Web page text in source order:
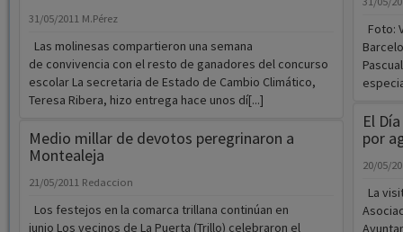
31/05/2011 M.Pérez
Las molinesas compartieron una semana
de convivencia con el resto de ganadores del concurso
escolar La secretaria de Estado de Cambio Climático,
Teresa Ribera, hizo entrega hace unos dí[...]
Medio millar de devotos peregrinaron a
Montealeja
21/05/2011 Redaccion
Los festejos en la comarca trillana continúan en
junio Los vecinos de La Puerta (Trillo) celebraron el
Foto:
El
por
20/05/
La